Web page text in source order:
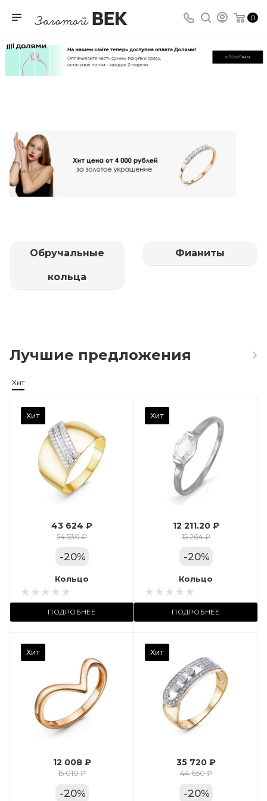
0
Обручальные
кольца
Фианиты
Лучшие предложения
Хит
Хит
43 624 ₽
54 530 ₽
-20%
Кольцо
ПОДРОБНЕЕ
Хит
Вес драгметалла
Марка (бренд)
Дельта
Фианит
Цвет золота
КРАС
Местоположение:
ТРЦ «Арена»
12 211.20 ₽
15 264 ₽
-20%
Кольцо
ПОДРОБНЕЕ
Хит
12 008 ₽
15 010 ₽
-20%
Хит
Вес драгметалла
Марка (бренд)
Дельта
Фианит
Цвет золота
КРАС
35 720 ₽
44 650 ₽
-20%